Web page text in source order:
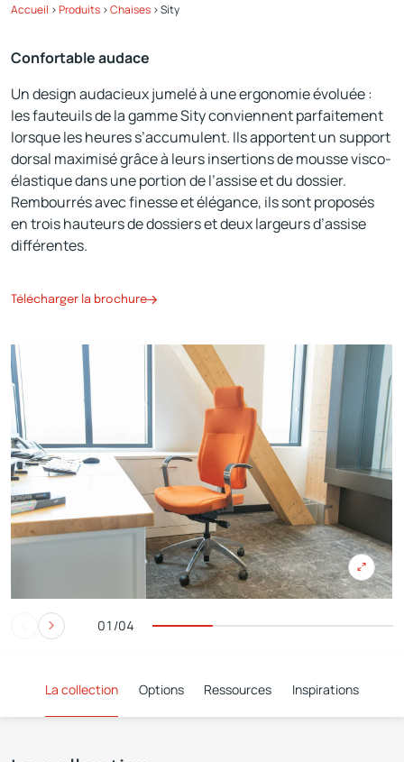
Accueil >Produits >Chaises >Sity
Confortable audace
Un design audacieux jumelé à une ergonomie évoluée :
les fauteuils de la gamme Sity conviennent parfaitement
lorsque les heures s’accumulent. Ils apportent un support
dorsal maximisé grâce à leurs insertions de mousse visco-
élastique dans une portion de l’assise et du dossier.
Rembourrés avec finesse et élégance, ils sont proposés
en trois hauteurs de dossiers et deux largeurs d’assise
différentes.
Télécharger la brochure
01/04
La collection Options Ressources Inspirations